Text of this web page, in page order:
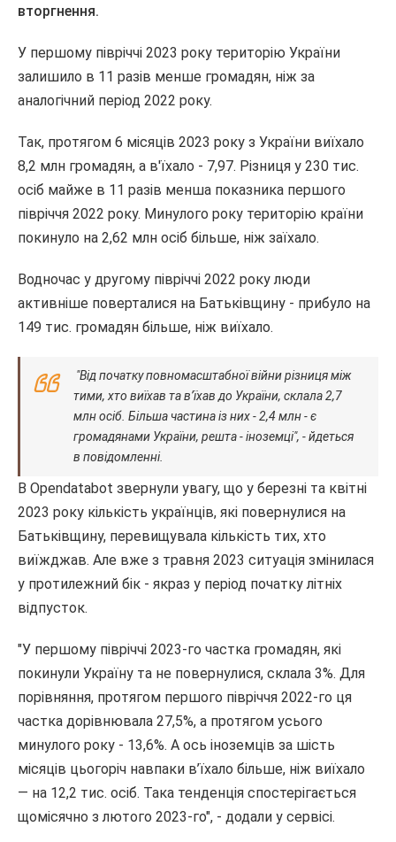
вторгнення.
У першому півріччі 2023 року територію України
залишило в 11 разів менше громадян, ніж за
аналогічний період 2022 року.
Так, протягом 6 місяців 2023 року з України виїхало
8,2 млн громадян, а в'їхало - 7,97. Різниця у 230 тис.
осіб майже в 11 разів менша показника першого
півріччя 2022 року. Минулого року територію країни
покинуло на 2,62 млн осіб більше, ніж заїхало.
Водночас у другому півріччі 2022 року люди
активніше поверталися на Батьківщину - прибуло на
149 тис. громадян більше, ніж виїхало.
"Від початку повномасштабної війни різниця між
тими, хто виїхав та в’їхав до України, склала 2,7
млн осіб. Більша частина із них - 2,4 млн - є
громадянами України, решта - іноземці", - йдеться
в повідомленні.
В Opendatabot звернули увагу, що у березні та квітні
2023 року кількість українців, які повернулися на
Батьківщину, перевищувала кількість тих, хто
виїжджав. Але вже з травня 2023 ситуація змінилася
у протилежний бік - якраз у період початку літніх
відпусток.
"У першому півріччі 2023-го частка громадян, які
покинули Україну та не повернулися, склала 3%. Для
порівняння, протягом першого півріччя 2022-го ця
частка дорівнювала 27,5%, а протягом усього
минулого року - 13,6%. А ось іноземців за шість
місяців цьогоріч навпаки в’їхало більше, ніж виїхало
— на 12,2 тис. осіб. Така тенденція спостерігається
щомісячно з лютого 2023-го", - додали у сервісі.